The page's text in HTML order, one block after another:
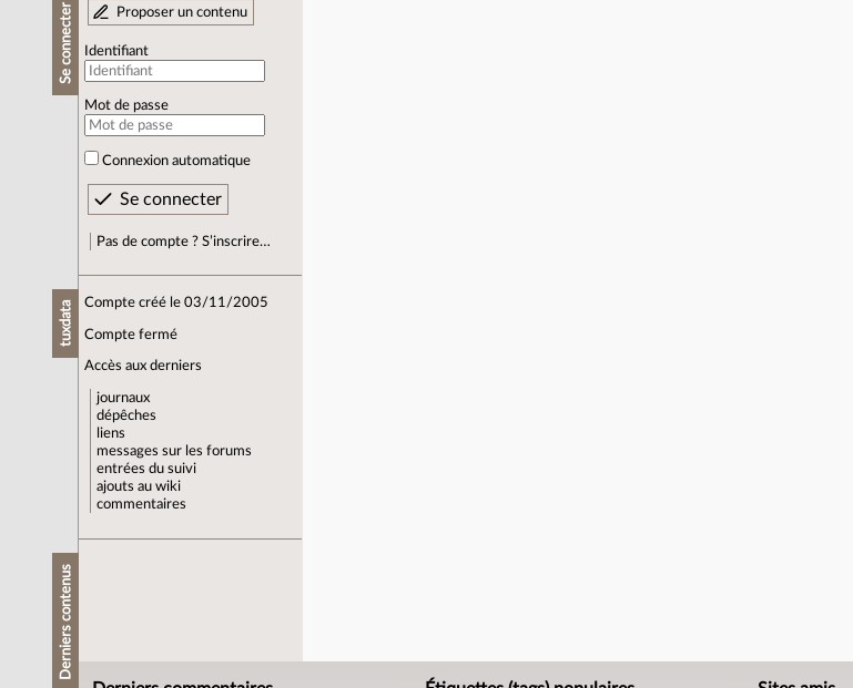
Se connecter Proposer un contenu
Identifiant
Mot de passe
Connexion automatique
Pas de compte ? S’inscrire…
tuxdata Compte créé le 03/11/2005
Compte fermé
Accès aux derniers
journaux
dépêches
liens
messages sur les forums
entrées du suivi
ajouts au wiki
commentaires
Derniers contenus